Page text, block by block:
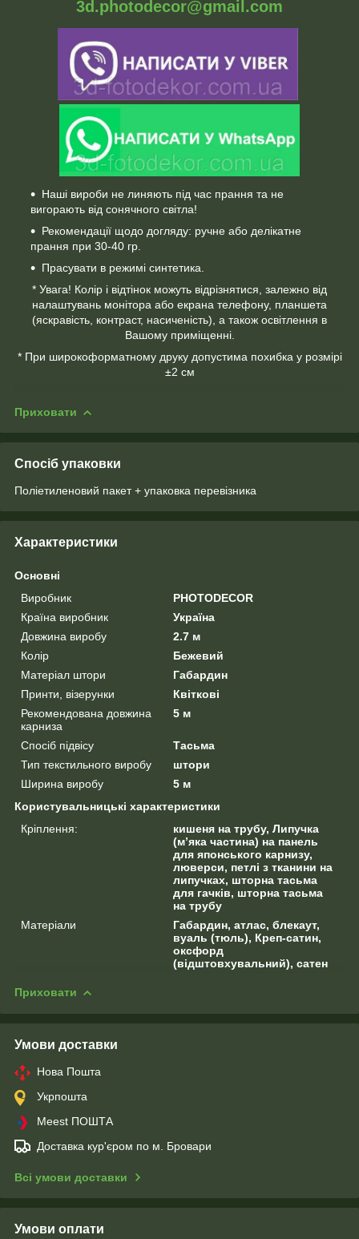
3d.photodecor@gmail.com
Наші вироби не линяють під час прання та не
вигорають від сонячного світла!
Рекомендації щодо догляду: ручне або делікатне
прання при 30-40 гр.
Прасувати в режимі синтетика.
* Увага! Колір і відтінок можуть відрізнятися, залежно від
налаштувань монітора або екрана телефону, планшета
(яскравість, контраст, насиченість), а також освітлення в
Вашому приміщенні.
* При широкоформатному друку допустима похибка у розмірі
±2 см
Приховати
Спосіб упаковки
Поліетиленовий пакет + упаковка перевізника
Характеристики
Основні
Виробник
PHOTODECOR
Країна виробник
Україна
Довжина виробу
2.7 м
Колір
Бежевий
Матеріал штори
Габардин
Принти, візерунки
Квіткові
Рекомендована довжина
карниза
5 м
Спосіб підвісу
Тасьма
Тип текстильного виробу
штори
Ширина виробу
5 м
Користувальницькі характеристики
Кріплення:
кишеня на трубу, Липучка
(м’яка частина) на панель
для японського карнизу,
люверси, петлі з тканини на
липучках, шторна тасьма
для гачків, шторна тасьма
на трубу
Матеріали
Габардин, атлас, блекаут,
вуаль (тюль), Креп-сатин,
оксфорд
(відштовхувальний), сатен
Приховати
Умови доставки
Нова Пошта
Укрпошта
Meest ПОШТА
Доставка кур'єром по м. Бровари
Всі умови доставки
Умови оплати